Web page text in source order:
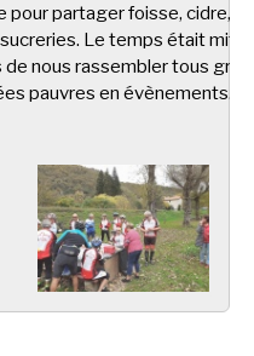
pour partager foisse, cidre,
Le temps était
nous rassembler tous
pauvres en évènements.